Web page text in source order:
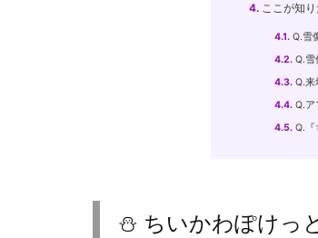
4. ここが知
4.1. Q.雪
4.2. Q.雪
4.3. Q.来
4.4. Q.ア
4.5. Q.『
⛄️ ちいかわぽけっ